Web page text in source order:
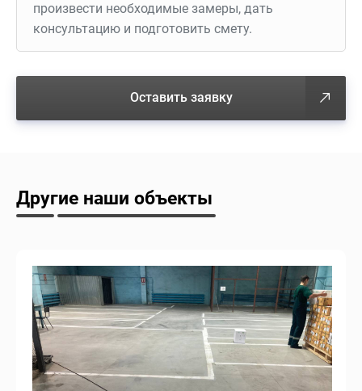
произвести необходимые замеры, дать
консультацию и подготовить смету.
Оставить заявку
Другие наши объекты